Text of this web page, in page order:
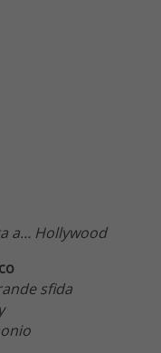
a… Hollywood
sfida